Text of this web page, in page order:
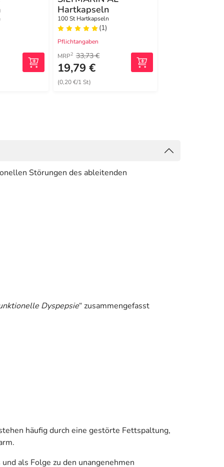
Hartkapseln
100 St Hartkapseln
(1)
Pflichtangaben
MRP2 33,73 €
19,79 €
(0,20 €/1 St)
Störungen des ableitenden
Dyspepsie“ zusammengefasst
häufig durch eine gestörte Fettspaltung,
als Folge zu den unangenehmen